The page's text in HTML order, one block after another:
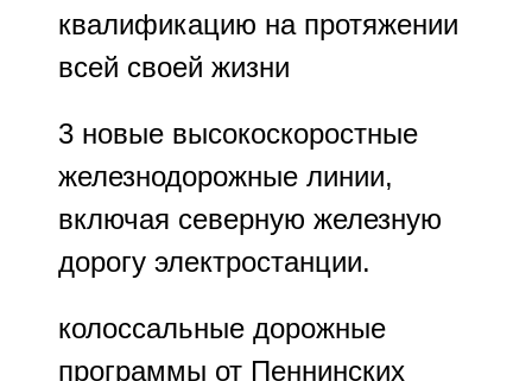
квалификацию на протяжении
всей своей жизни
3 новые высокоскоростные
железнодорожные линии,
включая северную железную
дорогу электростанции.
колоссальные дорожные
программы от Пеннинских